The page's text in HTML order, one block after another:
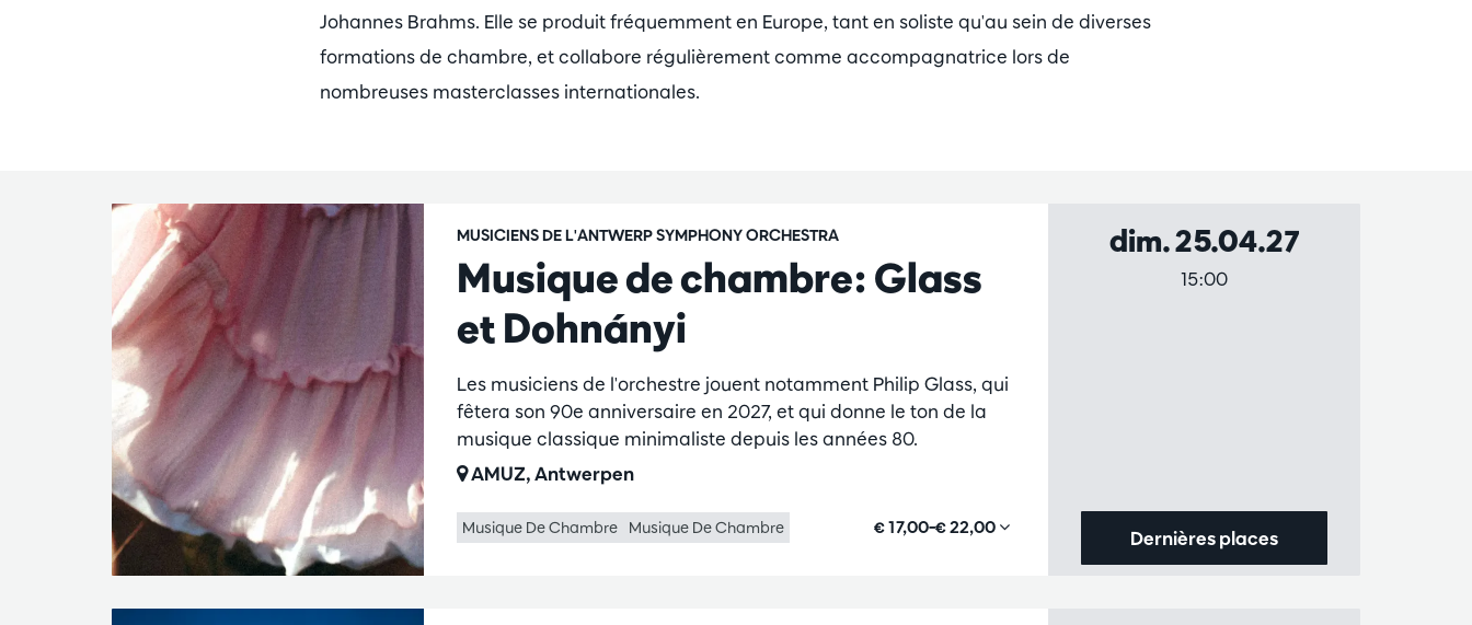
Johannes Brahms. Elle se produit fréquemment en Europe, tant en soliste qu'au sein de diverses
formations de chambre, et collabore régulièrement comme accompagnatrice lors de
nombreuses masterclasses internationales.
Musique de chambre: Glass
et Dohnányi
MUSICIENS DE L'ANTWERP SYMPHONY ORCHESTRA
Les musiciens de l'orchestre jouent notamment Philip Glass, qui
fêtera son 90e anniversaire en 2027, et qui donne le ton de la
musique classique minimaliste depuis les années 80.
AMUZ, Antwerpen
Musique De Chambre Musique De Chambre € 17,00–€ 22,00
dim. 25.04.27
15:00
Dernières places